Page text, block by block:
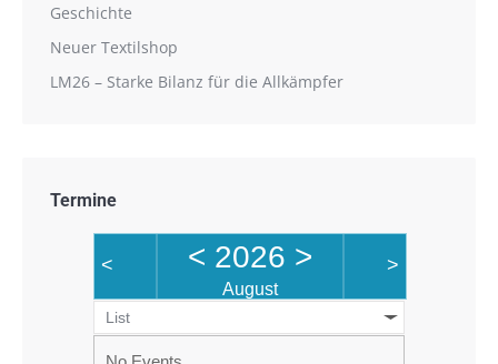
Geschichte
Neuer Textilshop
LM26 – Starke Bilanz für die Allkämpfer
Termine
< < 2026 >
August
>
List